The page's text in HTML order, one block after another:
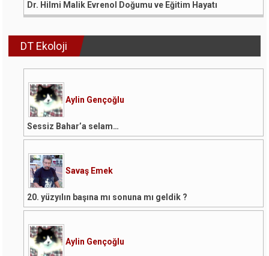
Dr. Hilmi Malik Evrenol Doğumu ve Eğitim Hayatı
DT Ekoloji
Aylin Gençoğlu
Sessiz Bahar’a selam…
Savaş Emek
20. yüzyılın başına mı sonuna mı geldik ?
Aylin Gençoğlu